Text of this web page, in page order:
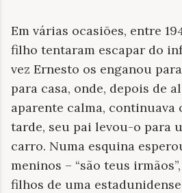
Em várias ocasiões, entre
filho tentaram escapar do
vez Ernesto os enganou
para casa, onde, depois de
aparente calma, continuava
tarde, seu pai levou-o para
carro. Numa esquina
meninos – “são teus
filhos de uma